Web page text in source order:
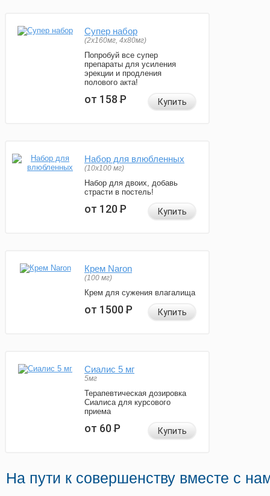
Супер набор
(2х160мг, 4х80мг)
Попробуй все супер
препараты для усиления
эрекции и продления
полового акта!
от 158Р Купить
Набор для влюбленных
(10х100 мг)
Набор для двоих, добавь
страсти в постель!
от 120Р Купить
Крем Naron
(100 мг)
Крем для сужения влагалища
от 1500Р Купить
Сиалис 5 мг
5мг
Терапевтическая дозировка
Сиалиса для курсового
приема
от 60Р Купить
На пути к совершенству вместе с